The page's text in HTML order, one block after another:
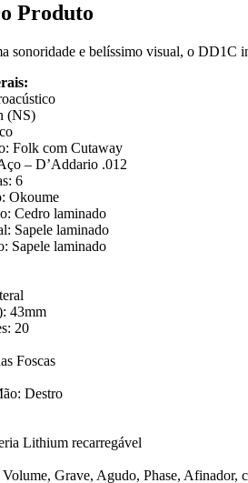
Produto
sonoridade e belíssimo visual, o DD1C
(NS)
Folk com Cutaway
– D’Addario .012
6
Okoume
Cedro laminado
Sapele laminado
Sapele laminado
43mm
20
Foscas
Destro
Lithium recarregável
Grave, Agudo, Phase, Afinador,